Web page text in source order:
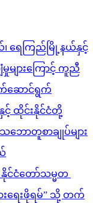
၊ ရေကြည်မြို့နယ်နှင့်
များကြောင့် ကူညီ
ဆောင်ရွက်
င့် ထိုင်းနိုင်ငံတို့
ဘောတူစာချုပ်များ
နိုင်ငံတော်သမ္မတ
ားရေးဖိုရမ်” သို့ တက်